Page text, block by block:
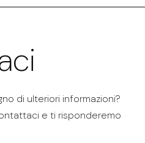
di ulteriori informazioni?
e ti risponderemo